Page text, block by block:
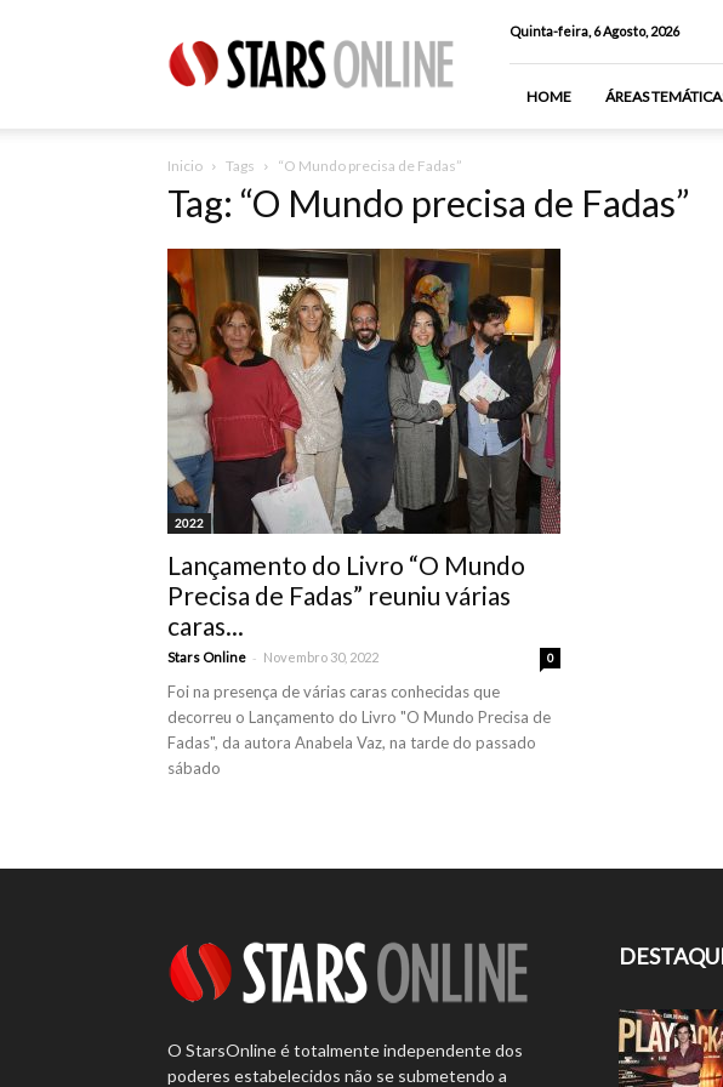
Online
Quinta-feira, 6 Agosto, 2026
HOME ÁREAS
Inicio Tags “O Mundo precisa de Fadas”
Tag: “O Mundo precisa de Fadas”
2022
Lançamento do Livro “O Mundo
Precisa de Fadas” reuniu várias
caras...
Stars Online - Novembro 30, 2022 0
Foi na presença de várias caras conhecidas que
decorreu o Lançamento do Livro "O Mundo Precisa de
Fadas", da autora Anabela Vaz, na tarde do passado
sábado
O StarsOnline é totalmente independente dos
poderes estabelecidos não se submetendo a